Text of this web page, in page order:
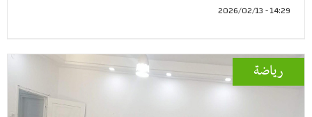
14:29 - 2026/02/13
رياضة